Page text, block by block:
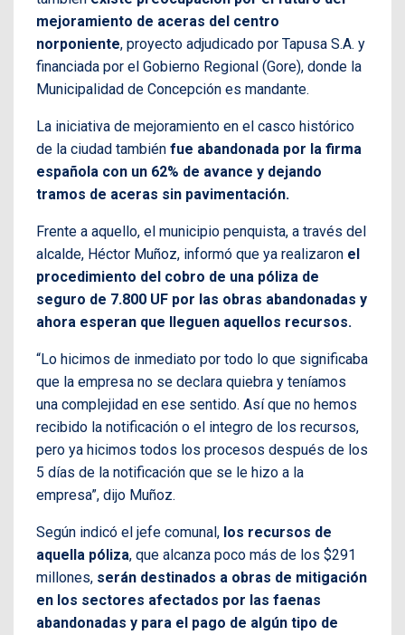
mejoramiento de aceras del centro
norponiente, proyecto adjudicado por Tapusa S.A. y
financiada por el Gobierno Regional (Gore), donde la
Municipalidad de Concepción es mandante.
La iniciativa de mejoramiento en el casco histórico
de la ciudad también fue abandonada por la firma
española con un 62% de avance y dejando
tramos de aceras sin pavimentación.
Frente a aquello, el municipio penquista, a través del
alcalde, Héctor Muñoz, informó que ya realizaron el
procedimiento del cobro de una póliza de
seguro de 7.800 UF por las obras abandonadas y
ahora esperan que lleguen aquellos recursos.
“Lo hicimos de inmediato por todo lo que significaba
que la empresa no se declara quiebra y teníamos
una complejidad en ese sentido. Así que no hemos
recibido la notificación o el integro de los recursos,
pero ya hicimos todos los procesos después de los
5 días de la notificación que se le hizo a la
empresa”, dijo Muñoz.
Según indicó el jefe comunal, los recursos de
aquella póliza, que alcanza poco más de los $291
millones, serán destinados a obras de mitigación
en los sectores afectados por las faenas
abandonadas y para el pago de algún tipo de